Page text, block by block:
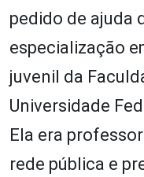
pedido de ajuda
especialização
juvenil da
Universidade
Ela era
rede pública e